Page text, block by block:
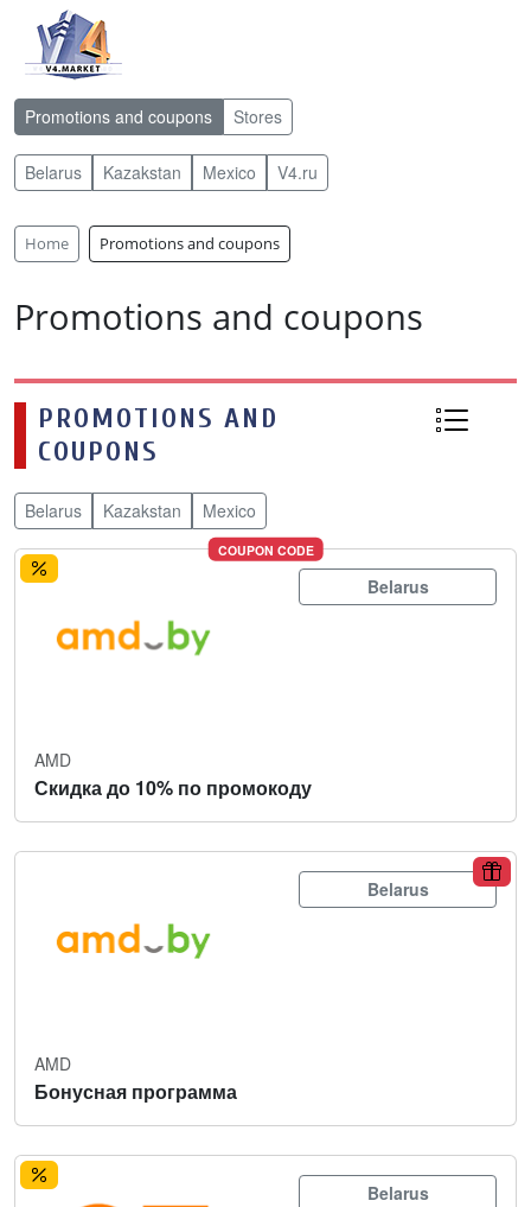
Promotions and coupons Stores
Belarus Kazakstan Mexico V4.ru
Home Promotions and coupons
Promotions and coupons
PROMOTIONS AND
COUPONS
Belarus Kazakstan Mexico
COUPON CODE
Belarus
AMD
Скидка до 10% по промокоду
Belarus
AMD
Бонусная программа
Belarus